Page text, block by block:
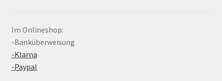
Im Onlineshop:
-Banküberweisung
-Klarna
-Paypal